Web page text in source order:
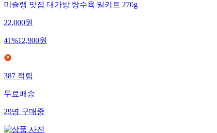
미슐랭 맛집 대가방 탕수육 밀키트 270g
22,000원
41%12,900원
387 적립
무료배송
29명 구매중